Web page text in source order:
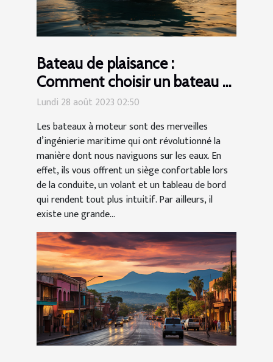
Bateau de plaisance :
Comment choisir un bateau à
moteur personnalisé pour une
navigation conviviale ?
Lundi 28 août 2023 02:50
Les bateaux à moteur sont des merveilles
d’ingénierie maritime qui ont révolutionné la
manière dont nous naviguons sur les eaux. En
effet, ils vous offrent un siège confortable lors
de la conduite, un volant et un tableau de bord
qui rendent tout plus intuitif. Par ailleurs, il
existe une grande...